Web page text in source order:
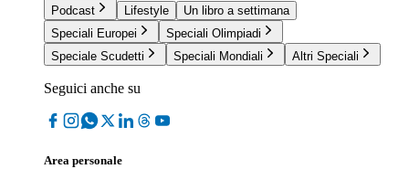
Podcast
Lifestyle
Un libro a settimana
Speciali Europei
Speciali Olimpiadi
Speciale Scudetti
Speciali Mondiali Altri Speciali
Seguici anche su
Area personale